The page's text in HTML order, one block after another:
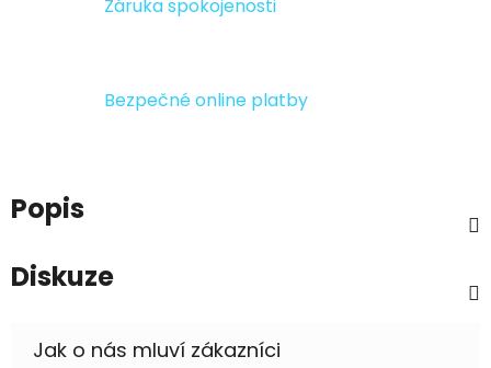
Záruka spokojenosti
Bezpečné online platby
Popis
Diskuze